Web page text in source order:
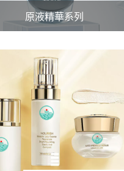
原液精華系列